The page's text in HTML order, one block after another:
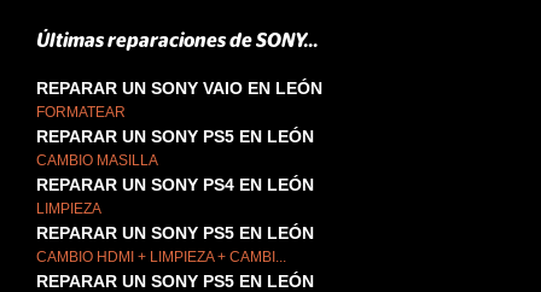
Últimas reparaciones de SONY...
REPARAR UN SONY VAIO EN LEÓN
FORMATEAR
REPARAR UN SONY PS5 EN LEÓN
CAMBIO MASILLA
REPARAR UN SONY PS4 EN LEÓN
LIMPIEZA
REPARAR UN SONY PS5 EN LEÓN
CAMBIO HDMI + LIMPIEZA + CAMBI...
REPARAR UN SONY PS5 EN LEÓN